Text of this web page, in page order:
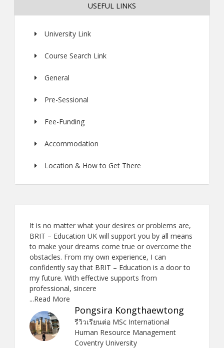
USEFUL LINKS
University Link
Course Search Link
General
Pre-Sessional
Fee-Funding
Accommodation
Location & How to Get There
It is no matter what your desires or problems are,
BRIT – Education UK will support you by all means
to make your dreams come true or overcome the
obstacles. From my own experience, I can
confidently say that BRIT – Education is a door to
my future. With effective supports from
professional, sincere
...Read More
Pongsira Kongthaewtong
รีวิวเรียนต่อ MSc International
Human Resource Management
Coventry University